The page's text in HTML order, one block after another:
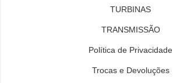
TURBINAS
TRANSMISSÃO
Política de Privacidade
Trocas e Devoluções